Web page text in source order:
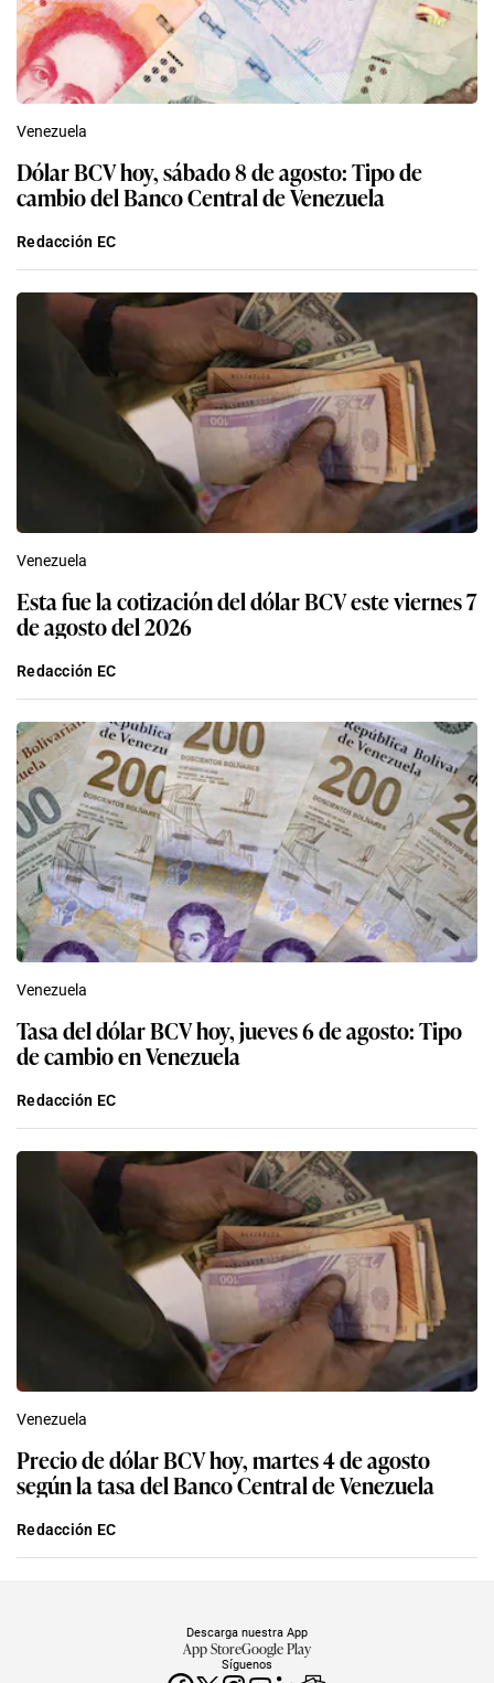
Venezuela
Dólar BCV hoy, sábado 8 de agosto: Tipo de
cambio del Banco Central de Venezuela
Redacción EC
Venezuela
Esta fue la cotización del dólar BCV este viernes 7
de agosto del 2026
Redacción EC
Venezuela
Tasa del dólar BCV hoy, jueves 6 de agosto: Tipo
de cambio en Venezuela
Redacción EC
Venezuela
Precio de dólar BCV hoy, martes 4 de agosto
según la tasa del Banco Central de Venezuela
Redacción EC
Síguenos
Descarga nuestra App
App StoreGoogle Play